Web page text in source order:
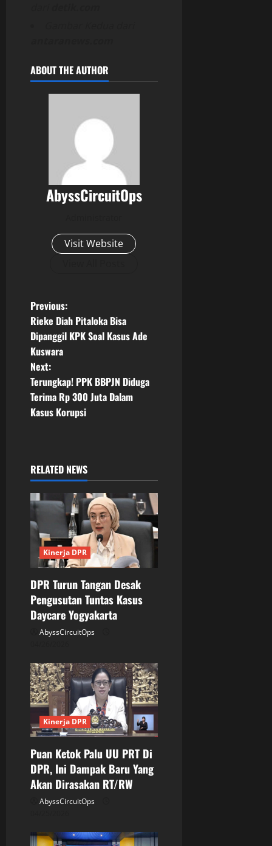
ABOUT THE AUTHOR
AbyssCircuitOps
Visit Website
P
o
s
t
n
v
i
g
a
t
i
o
Previous:
Rieke Diah Pitaloka Bisa
Dipanggil KPK Soal Kasus Ade
Kuswara
Next:
Terungkap! PPK BBPJN Diduga
Terima Rp 300 Juta Dalam
Kasus Korupsi
RELATED NEWS
Kinerja DPR
DPR Turun Tangan Desak
Pengusutan Tuntas Kasus
Daycare Yogyakarta
AbyssCircuitOps
Kinerja DPR
Puan Ketok Palu UU PRT Di
DPR, Ini Dampak Baru Yang
Akan Dirasakan RT/RW
AbyssCircuitOps